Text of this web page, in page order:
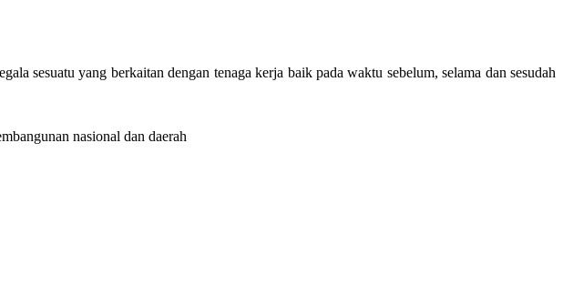
sesuatu yang berkaitan dengan tenaga kerja baik pada waktu sebelum, selama dan sesudah
nasional dan daerah